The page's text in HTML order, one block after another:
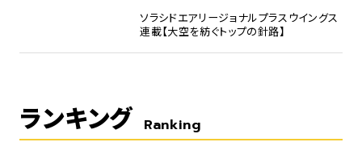
ソラシドエアリージョナルプラスウイングス
連載【大空を紡ぐトップの針路】
ランキング Ranking